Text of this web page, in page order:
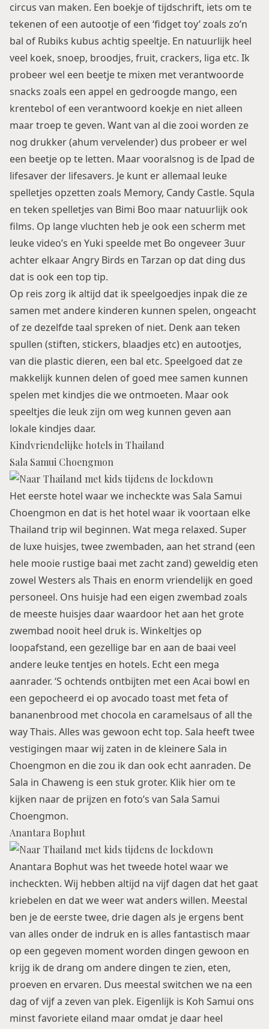
circus van maken. Een boekje of tijdschrift, iets om te
tekenen of een autootje of een ‘fidget toy’ zoals zo’n
bal of Rubiks kubus achtig speeltje. En natuurlijk heel
veel koek, snoep, broodjes, fruit, crackers, liga etc. Ik
probeer wel een beetje te mixen met verantwoorde
snacks zoals een appel en gedroogde mango, een
krentebol of een verantwoord koekje en niet alleen
maar troep te geven. Want van al die zooi worden ze
nog drukker (ahum vervelender) dus probeer er wel
een beetje op te letten. Maar vooralsnog is de Ipad de
lifesaver der lifesavers. Je kunt er allemaal leuke
spelletjes opzetten zoals Memory, Candy Castle. Squla
en teken spelletjes van Bimi Boo maar natuurlijk ook
films. Op lange vluchten heb je ook een scherm met
leuke video’s en Yuki speelde met Bo ongeveer 3uur
achter elkaar Angry Birds en Tarzan op dat ding dus
dat is ook een top tip.
Op reis zorg ik altijd dat ik speelgoedjes inpak die ze
samen met andere kinderen kunnen spelen, ongeacht
of ze dezelfde taal spreken of niet. Denk aan teken
spullen (stiften, stickers, blaadjes etc) en autootjes,
van die plastic dieren, een bal etc. Speelgoed dat ze
makkelijk kunnen delen of goed mee samen kunnen
spelen met kindjes die we ontmoeten. Maar ook
speeltjes die leuk zijn om weg kunnen geven aan
lokale kindjes daar.
Kindvriendelijke hotels in Thailand
Sala Samui Choengmon
Het eerste hotel waar we incheckte was Sala Samui
Choengmon en dat is het hotel waar ik voortaan elke
Thailand trip wil beginnen. Wat mega relaxed. Super
de luxe huisjes, twee zwembaden, aan het strand (een
hele mooie rustige baai met zacht zand) geweldig eten
zowel Westers als Thais en enorm vriendelijk en goed
personeel. Ons huisje had een eigen zwembad zoals
de meeste huisjes daar waardoor het aan het grote
zwembad nooit heel druk is. Winkeltjes op
loopafstand, een gezellige bar en aan de baai veel
andere leuke tentjes en hotels. Echt een mega
aanrader. ‘S ochtends ontbijten met een Acai bowl en
een gepocheerd ei op avocado toast met feta of
bananenbrood met chocola en caramelsaus of all the
way Thais. Alles was gewoon echt top. Sala heeft twee
vestigingen maar wij zaten in de kleinere Sala in
Choengmon en die zou ik dan ook echt aanraden. De
Sala in Chaweng is een stuk groter. Klik hier om te
kijken naar de prijzen en foto’s van Sala Samui
Choengmon.
Anantara Bophut
Anantara Bophut was het tweede hotel waar we
incheckten. Wij hebben altijd na vijf dagen dat het gaat
kriebelen en dat we weer wat anders willen. Meestal
ben je de eerste twee, drie dagen als je ergens bent
van alles onder de indruk en is alles fantastisch maar
op een gegeven moment worden dingen gewoon en
krijg ik de drang om andere dingen te zien, eten,
proeven en ervaren. Dus meestal switchen we na een
dag of vijf a zeven van plek. Eigenlijk is Koh Samui ons
minst favoriete eiland maar omdat je daar heel